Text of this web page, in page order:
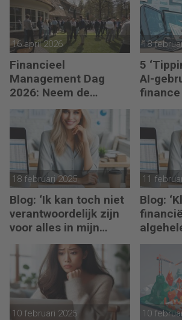
16 april 2026
Financieel
Management Dag
2026: Neem de
toekomst in eigen
18
5
AI-
finance
18 februari 2025
Blog: ‘Ik kan toch niet
verantwoordelijk zijn
voor alles in mijn
waardeketen?’
11
Blog:
10 februari 2025 10